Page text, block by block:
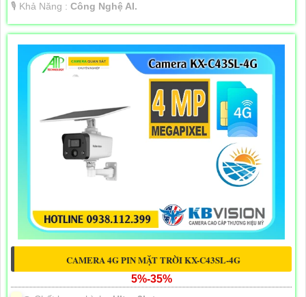
️🎙 Khả Năng : Công Nghệ AI.
CAMERA 4G PIN MẶT TRỜI KX-C43SL-4G
5%-35%